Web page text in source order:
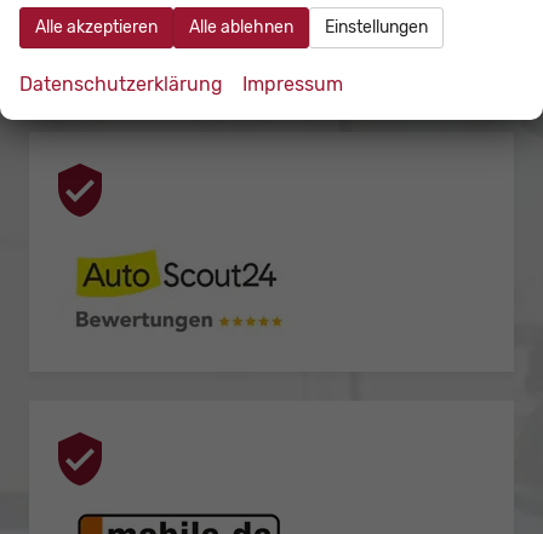
Alle akzeptieren Alle ablehnen Einstellungen
Datenschutzerklärung Impressum